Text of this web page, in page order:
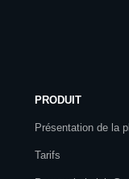
PRODUIT
Présentation de la
Tarifs